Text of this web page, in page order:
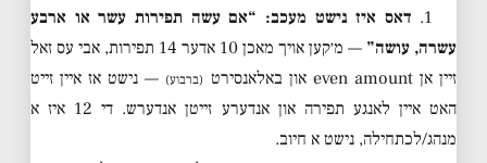
1.
דאס איז נישט מעכב: “אם עשה תפירות עשר או ארבע
עשרה, עושה”
— מ׳קען אויך מאכן 10 אדער 14 תפירות, אבי עס זאל
זיין אן even amount און באלאנסירט
(ברבוע) — נישט אז איין זייט
האט איין לאנגע תפירה און אנדערע זייטן אנדערש. די 12 איז א
מנהג/לכתחילה, נישט א חיוב.